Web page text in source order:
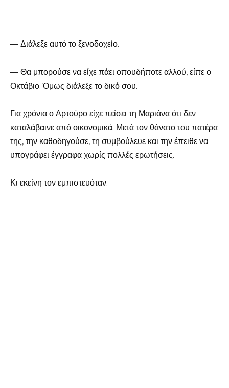
— Διάλεξε αυτό το ξενοδοχείο.
— Θα μπορούσε να είχε πάει οπουδήποτε αλλού, είπε ο
Οκτάβιο. Όμως διάλεξε το δικό σου.
Για χρόνια ο Αρτούρο είχε πείσει τη Μαριάνα ότι δεν
καταλάβαινε από οικονομικά. Μετά τον θάνατο του πατέρα
της, την καθοδηγούσε, τη συμβούλευε και την έπειθε να
υπογράφει έγγραφα χωρίς πολλές ερωτήσεις.
Κι εκείνη τον εμπιστευόταν.